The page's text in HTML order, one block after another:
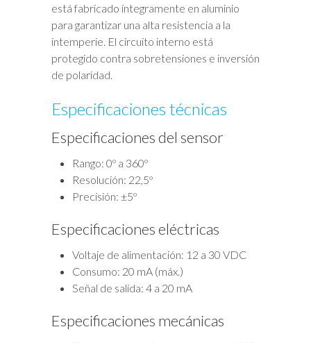
está fabricado íntegramente en aluminio
para garantizar una alta resistencia a la
intemperie. El circuito interno está
protegido contra sobretensiones e inversión
de polaridad.
Especificaciones técnicas
Especificaciones del sensor
Rango: 0º a 360º
Resolución: 22,5º
Precisión: ±5º
Especificaciones eléctricas
Voltaje de alimentación: 12 a 30 VDC
Consumo: 20 mA (máx.)
Señal de salida: 4 a 20 mA
Especificaciones mecánicas